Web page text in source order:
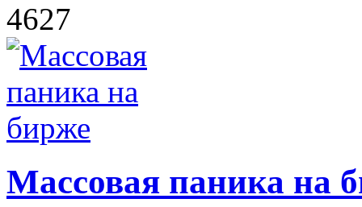
4627
Массовая паника на